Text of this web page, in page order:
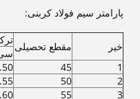
پارامتر سیم فولاد کربنی:
خیر مقطع تحصیلی
1
45
2
50
3
55